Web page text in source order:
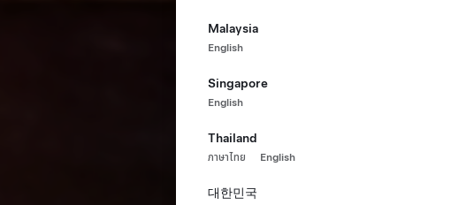
Malaysia
English
Singapore
English
Thailand
ภาษาไทย English
대한민국